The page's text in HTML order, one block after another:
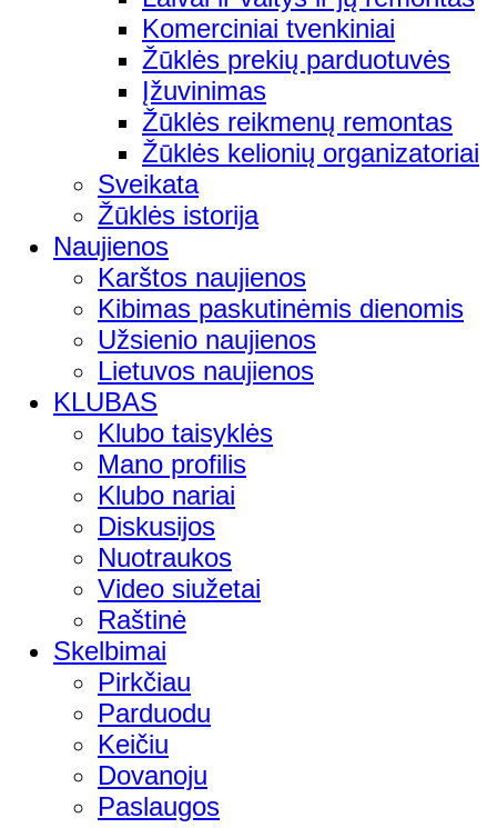
Komerciniai tvenkiniai
Žūklės prekių parduotuvės
Įžuvinimas
Žūklės reikmenų remontas
Žūklės kelionių organizatoriai
Sveikata
Žūklės istorija
Naujienos
Karštos naujienos
Kibimas paskutinėmis dienomis
Užsienio naujienos
Lietuvos naujienos
KLUBAS
Klubo taisyklės
Mano profilis
Klubo nariai
Diskusijos
Nuotraukos
Video siužetai
Raštinė
Skelbimai
Pirkčiau
Parduodu
Keičiu
Dovanoju
Paslaugos